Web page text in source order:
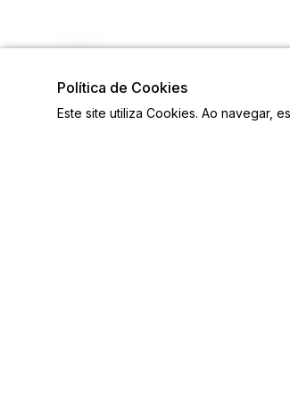
Política de Cookies
Este site utiliza Cookies. Ao navegar,